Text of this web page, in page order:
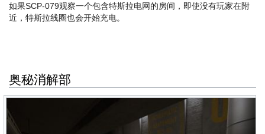
如果SCP-079观察一个包含特斯拉电网的房间，即使没有玩家在附
近，特斯拉线圈也会开始充电。
奥秘消解部